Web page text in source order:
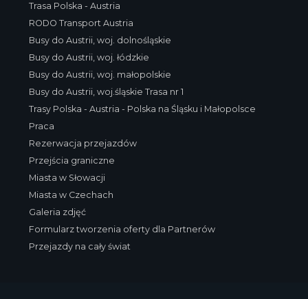
Trasa Polska - Austria
RODO Transport Austria
Busy do Austrii, woj. dolnośląskie
Busy do Austrii, woj. łódzkie
Busy do Austrii, woj. małopolskie
Busy do Austrii, woj.śląskie Trasa nr 1
Trasy Polska - Austria - Polska na Śląsku i Małopolsce
Praca
Rezerwacja przejazdów
Przejścia graniczne
Miasta w Słowacji
Miasta w Czechach
Galeria zdjęć
Formularz tworzenia oferty dla Partnerów
Przejazdy na cały świat